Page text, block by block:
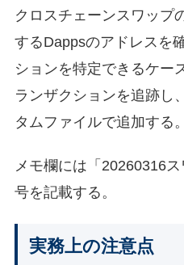
クロスチェーンスワップ
するDappsのアドレスを
ションを特定できるケー
ランザクションを追跡し
タムファイルで追加する。
メモ欄には「20260316
号を記載する。
実務上の注意点